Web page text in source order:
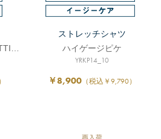
ストレッチシャツ
ハイゲージピケ
YRKP14_10
￥8,900（税込￥9,790）